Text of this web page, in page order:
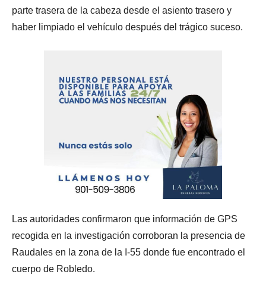
parte trasera de la cabeza desde el asiento trasero y
haber limpiado el vehículo después del trágico suceso.
Las autoridades confirmaron que información de GPS
recogida en la investigación corroboran la presencia de
Raudales en la zona de la I-55 donde fue encontrado el
cuerpo de Robledo.